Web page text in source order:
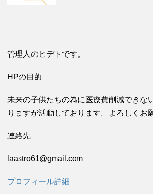
管理人のヒデトです。
HPの目的
未来の子供たちの為に医療費削減できな
りますが活動しております。よろしくお
連絡先
laastro61@gmail.com
プロフィール詳細